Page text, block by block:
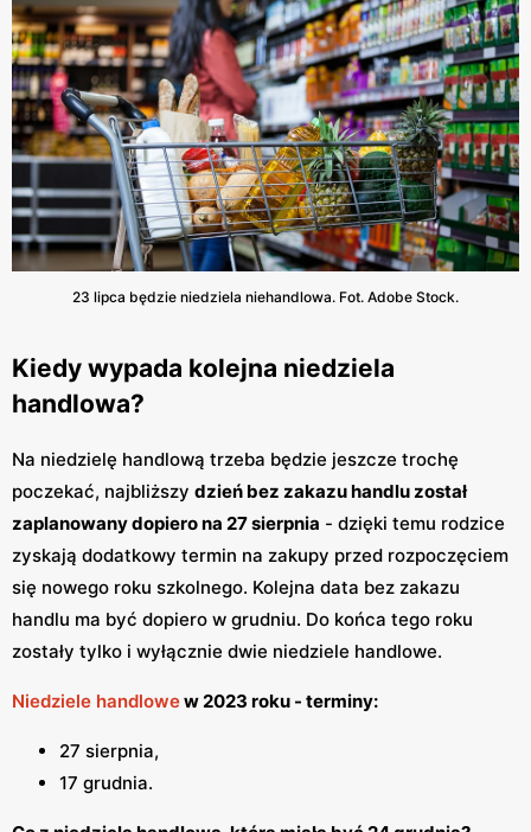
23 lipca będzie niedziela niehandlowa. Fot. Adobe Stock.
Kiedy wypada kolejna niedziela
handlowa?
Na niedzielę handlową trzeba będzie jeszcze trochę
poczekać, najbliższy dzień bez zakazu handlu został
zaplanowany dopiero na 27 sierpnia - dzięki temu rodzice
zyskają dodatkowy termin na zakupy przed rozpoczęciem
się nowego roku szkolnego. Kolejna data bez zakazu
handlu ma być dopiero w grudniu. Do końca tego roku
zostały tylko i wyłącznie dwie niedziele handlowe.
Niedziele handlowew 2023 roku - terminy:
27 sierpnia,
17 grudnia.